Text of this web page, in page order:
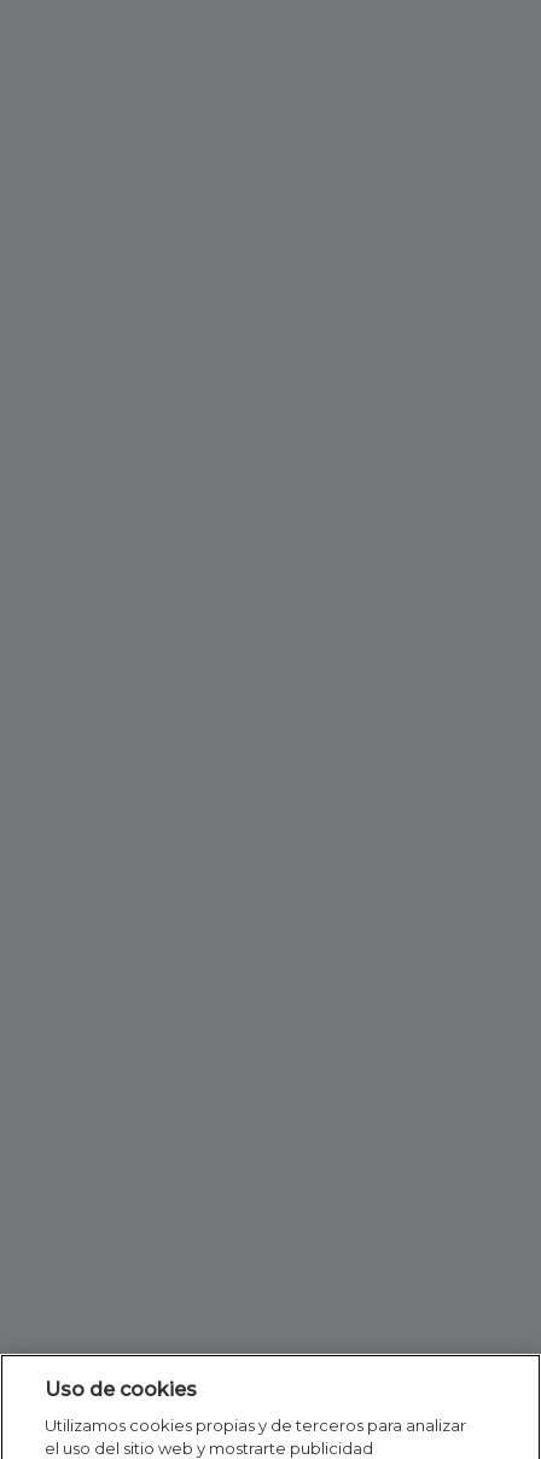
Uso de cookies
Utilizamos cookies propias y de terceros para analizar
el uso del sitio web y mostrarte publicidad